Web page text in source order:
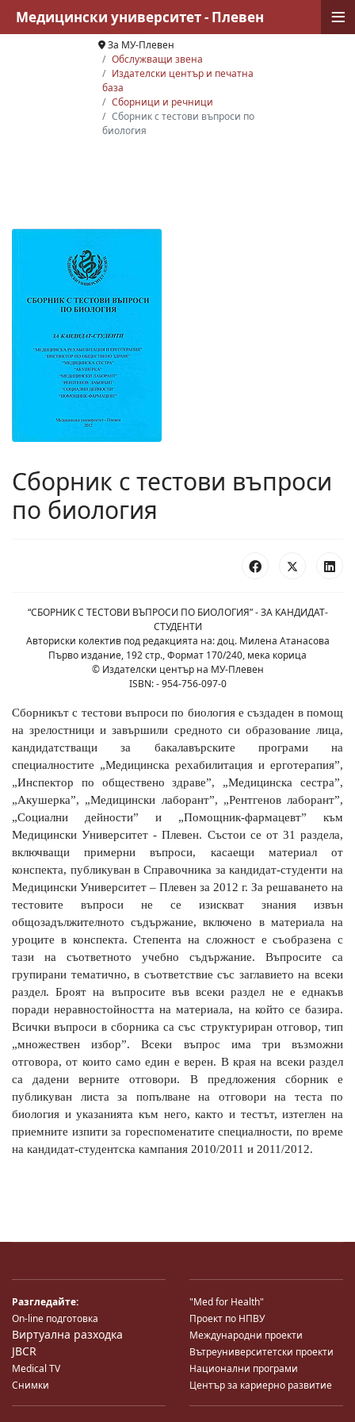
За МУ-Плевен
Обслужващи звена
Издателски център и печатна
база
Сборници и речници
Сборник с тестови въпроси по
биология
Сборник с тестови въпроси
по биология
“СБОРНИК С ТЕСТОВИ ВЪПРОСИ ПО БИОЛОГИЯ” - ЗА КАНДИДАТ-
СТУДЕНТИ
Авториски колектив под редакцията на: доц. Милена Атанасова
Първо издание, 192 стр., Формат 170/240, мека корица
© Издателски център на МУ-Плевен
ISBN: - 954-756-097-0
Сборникът с тестови въпроси по биология е създаден в помощ
на зрелостници и завършили средното си образование лица,
кандидатстващи за бакалавърските програми на
специалностите „Медицинска рехабилитация и ерготерапия”,
„Инспектор по обществено здраве”, „Медицинска сестра”,
„Акушерка”, „Медицински лаборант”, „Рентгенов лаборант”,
„Социални дейности” и „Помощник-фармацевт” към
Медицински Университет - Плевен. Състои се от 31 раздела,
включващи примерни въпроси, касаещи материал от
конспекта, публикуван в Справочника за кандидат-студенти на
Медицински Университет – Плевен за 2012 г. За решаването на
тестовите въпроси не се изискват знания извън
общозадължителното съдържание, включено в материала на
уроците в конспекта. Степента на сложност е съобразена с
тази на съответното учебно съдържание. Въпросите са
групирани тематично, в съответствие със заглавието на всеки
раздел. Броят на въпросите във всеки раздел не е еднакъв
поради неравностойността на материала, на който се базира.
Всички въпроси в сборника са със структуриран отговор, тип
„множествен избор”. Всеки въпрос има три възможни
отговора, от които само един е верен. В края на всеки раздел
са дадени верните отговори. В предложения сборник е
публикуван листа за попълване на отговори на теста по
биология и указанията към него, както и тестът, изтеглен на
приемните изпити за гореспоменатите специалности, по време
на кандидат-студентска кампания 2010/2011 и 2011/2012.
Разгледайте:
On-line подготовка
Виртуална разходка
JBCR
Medical TV
Снимки
"Med for Health"
Проект по НПВУ
Международни проекти
Вътреуниверситетски проекти
Национални програми
Център за кариерно развитие
Медицински университет - Плевен ≡